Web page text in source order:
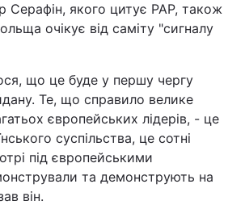
Серафін, якого цитує РАР, також
очікує від саміту "сигналу
що це буде у першу чергу
Те, що справило велике
європейських лідерів, - це
суспільства, це сотні
під європейськими
та демонструють на
він.